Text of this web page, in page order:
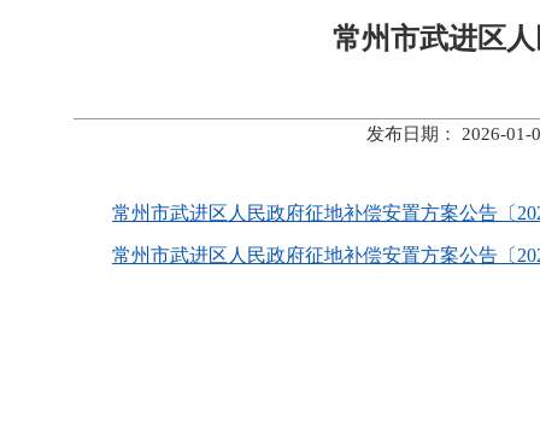
常州市武进区
发布日期： 2026-
常州市武进区人民政府征地补偿安置方案公告〔
常州市武进区人民政府征地补偿安置方案公告〔